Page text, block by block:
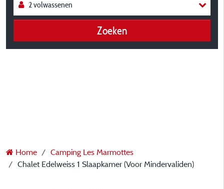
Zoeken
Home
Camping Les Marmottes
Chalet Edelweiss 1 Slaapkamer (Voor Mindervaliden)